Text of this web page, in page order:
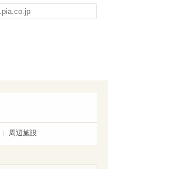
周辺施設